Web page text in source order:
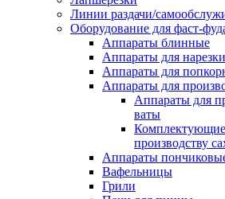
Линии раздачи/
Оборудование для фаст-
Аппараты блинные
Аппараты для
Аппараты для
Аппараты для
Аппараты для
ваты
Комплектующие
производству
Аппараты
Вафельницы
Грили